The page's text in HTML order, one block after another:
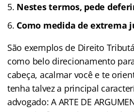
Nestes termos, pede
Como medida de extrema
São exemplos de Direito
como belo direcionamento
cabeça, acalmar você e te
tenha talvez a principal
advogado: A ARTE DE